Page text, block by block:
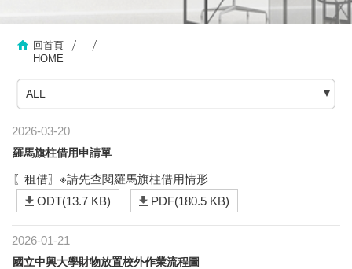
回首頁
HOME
ALL
2026-03-20
羅馬旗柱借用申請單
〖租借〗※請先查閱羅馬旗柱借用情形
ODT(13.7 KB)
PDF(180.5 KB)
2026-01-21
國立中興大學財物放置校外作業流程圖